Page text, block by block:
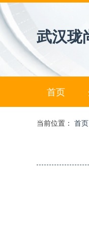
武汉珑
首页
当前位置： 首页